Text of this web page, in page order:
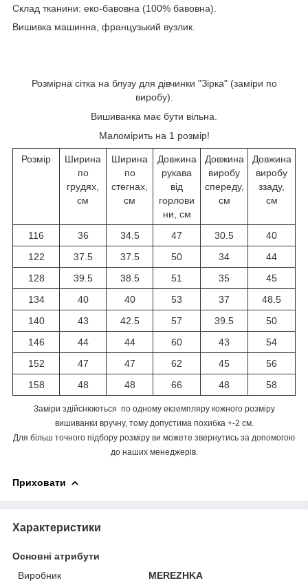
Склад тканини: еко-бавовна (100% бавовна).
Вишивка машинна, французький вузлик.
Розмірна сітка на блузу для дівчинки "Зірка" (заміри по
виробу).
Вишиванка має бути вільна.
Маломірить на 1 розмір!
Розмір
Ширина
по
грудях,
см
Ширина
по
стегнах,
см
Довжина
рукава
від
горлови
ни, см
Довжина
виробу
спереду,
см
Довжина
виробу
ззаду,
см
116 36 34.5 47 30.5
40
122
37.5 37.5 50 34
44
128
39.5 38.5 51 35
45
134
40 40 53 37
48.5
140
43 42.5 57 39.5
50
146
44 44 60 43
54
152
47 47 62 45
56
158
48 48 66 48 58
Заміри здійснюються по одному екземпляру кожного розміру
вишиванки вручну, тому допустима похибка +-2 см.
Для більш точного підбору розміру ви можете звернутись за допомогою
до наших менеджерів.
Приховати
Характеристики
Основні атрибути
Виробник
MEREZHKA